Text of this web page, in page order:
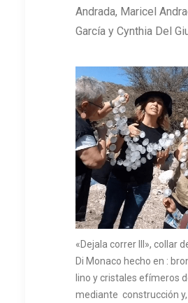
«Dejala correr III», collar
Di Monaco hecho en :
lino y cristales efímeros
mediante construcción y,
Andrada, Maricel
García y Cynthia Del